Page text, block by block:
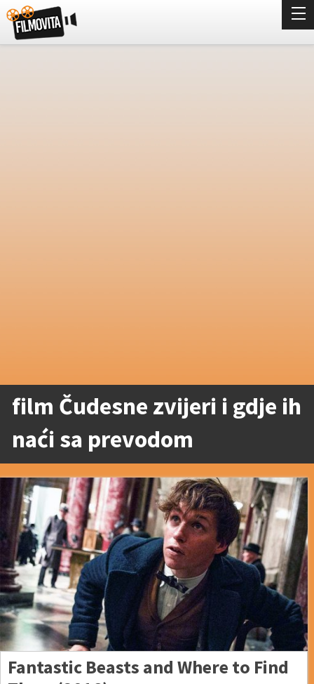
film Čudesne zvijeri i gdje ih
naći sa prevodom
Fantastic Beasts and Where to Find